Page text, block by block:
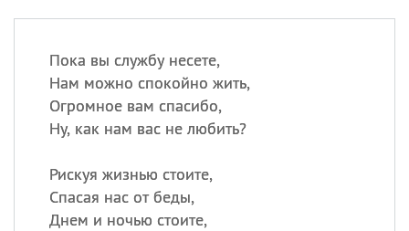
Пока вы службу несете,
Нам можно спокойно жить,
Огромное вам спасибо,
Ну, как нам вас не любить?
Рискуя жизнью стоите,
Спасая нас от беды,
Днем и ночью стоите,